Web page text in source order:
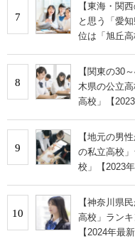
7
【東海・関
と思う「愛
位は「旭丘高
8
【関東の30
木県の公立
高校」【
9
【地元の男
の私立高校
校」【2023
10
【神奈川県
高校」ラン
【2024年最